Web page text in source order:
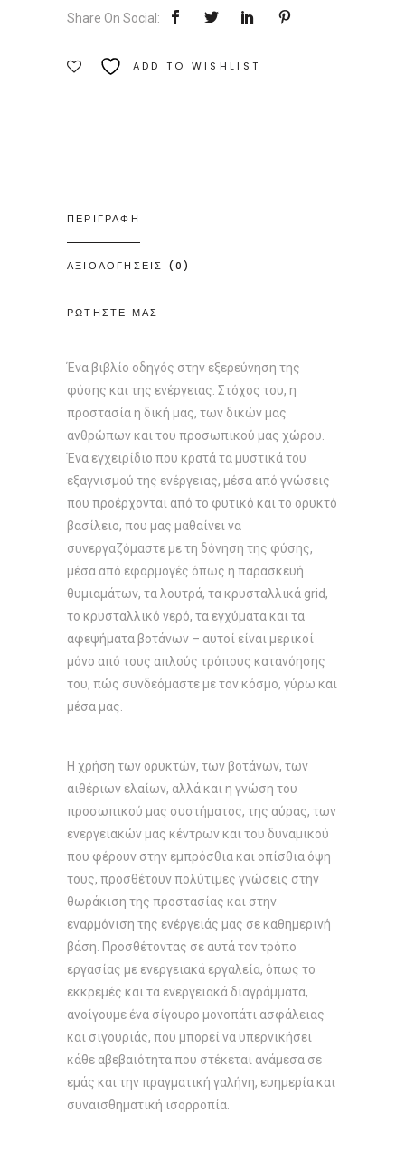
Εκδόσεις
Ποσότητα
Share On Social:
ADD TO WISHLIST
ΠΕΡΙΓΡΑΦΗ
ΑΞΙΟΛΟΓΗΣΕΙΣ (0)
ΡΩΤΗΣΤΕ ΜΑΣ
Ένα βιβλίο οδηγός στην εξερεύνηση της
φύσης και της ενέργειας. Στόχος του, η
προστασία η δική μας, των δικών μας
ανθρώπων και του προσωπικού μας χώρου.
Ένα εγχειρίδιο που κρατά τα μυστικά του
εξαγνισμού της ενέργειας, μέσα από γνώσεις
που προέρχονται από το φυτικό και το ορυκτό
βασίλειο, που μας μαθαίνει να
συνεργαζόμαστε με τη δόνηση της φύσης,
μέσα από εφαρμογές όπως η παρασκευή
θυμιαμάτων, τα λουτρά, τα κρυσταλλικά grid,
το κρυσταλλικό νερό, τα εγχύματα και τα
αφεψήματα βοτάνων – αυτοί είναι μερικοί
μόνο από τους απλούς τρόπους κατανόησης
του, πώς συνδεόμαστε με τον κόσμο, γύρω και
μέσα μας.
Η χρήση των ορυκτών, των βοτάνων, των
αιθέριων ελαίων, αλλά και η γνώση του
προσωπικού μας συστήματος, της αύρας, των
ενεργειακών μας κέντρων και του δυναμικού
που φέρουν στην εμπρόσθια και οπίσθια όψη
τους, προσθέτουν πολύτιμες γνώσεις στην
θωράκιση της προστασίας και στην
εναρμόνιση της ενέργειάς μας σε καθημερινή
βάση. Προσθέτοντας σε αυτά τον τρόπο
εργασίας με ενεργειακά εργαλεία, όπως το
εκκρεμές και τα ενεργειακά διαγράμματα,
ανοίγουμε ένα σίγουρο μονοπάτι ασφάλειας
και σιγουριάς, που μπορεί να υπερνικήσει
κάθε αβεβαιότητα που στέκεται ανάμεσα σε
εμάς και την πραγματική γαλήνη, ευημερία και
συναισθηματική ισορροπία.